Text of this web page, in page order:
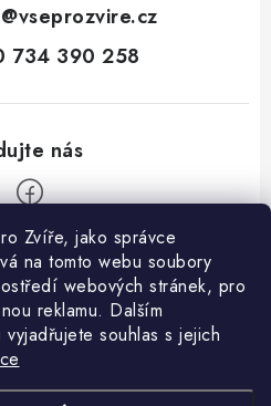
Zvíře, jako správce
na tomto webu soubory
webových stránek, pro
reklamu. Dalším
souhlas s jejich
@vseprozvire.cz
734 390 258